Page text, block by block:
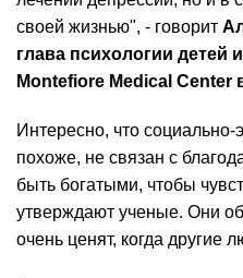
своей жизнью", - говорит
глава психологии детей
Montefiore Medical
Интересно, что социально-
похоже, не связан с
быть богатыми, чтобы
утверждают ученые. Они
очень ценят, когда другие